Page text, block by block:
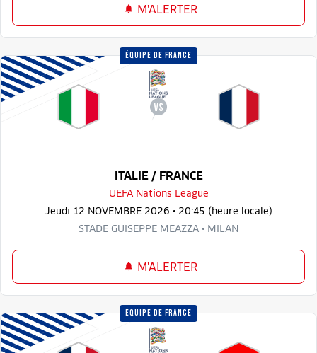
M'ALERTER
ÉQUIPE DE FRANCE
ITALIE / FRANCE
UEFA Nations League
Jeudi 12 NOVEMBRE 2026 • 20:45 (heure locale)
STADE GUISEPPE MEAZZA • MILAN
M'ALERTER
ÉQUIPE DE FRANCE